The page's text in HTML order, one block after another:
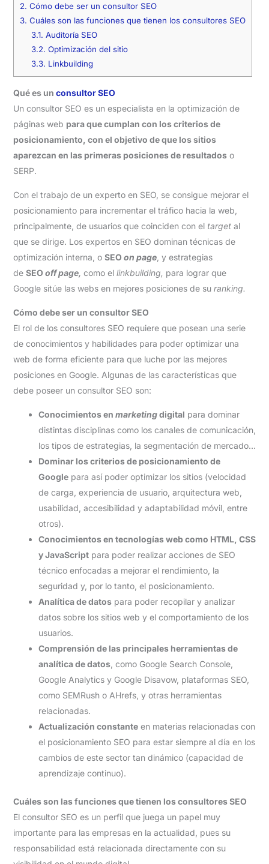
2. Cómo debe ser un consultor SEO
3. Cuáles son las funciones que tienen los consultores SEO
3.1. Auditoría SEO
3.2. Optimización del sitio
3.3. Linkbuilding
Qué es un consultor SEO
Un consultor SEO es un especialista en la optimización de
páginas web para que cumplan con los criterios de
posicionamiento, con el objetivo de que los sitios
aparezcan en las primeras posiciones de resultadoso
SERP.
Con el trabajo de un experto en SEO, se consigue mejorar el
posicionamiento para incrementar el tráfico hacia la web,
principalmente, de usuarios que coinciden con el targetal
que se dirige. Los expertos en SEO dominan técnicas de
optimización interna, o SEO on page, y estrategias
de SEO off page, como el linkbuilding, para lograr que
Google sitúe las webs en mejores posiciones de su ranking.
Cómo debe ser un consultor SEO
El rol de los consultores SEO requiere que posean una serie
de conocimientos y habilidades para poder optimizar una
web de forma eficiente para que luche por las mejores
posiciones en Google. Algunas de las características que
debe poseer un consultor SEO son:
Conocimientos en marketingdigital para dominar
distintas disciplinas como los canales de comunicación,
los tipos de estrategias, la segmentación de mercado…
Dominar los criterios de posicionamiento de
Googlepara así poder optimizar los sitios (velocidad
de carga, experiencia de usuario, arquitectura web,
usabilidad, accesibilidad y adaptabilidad móvil, entre
otros).
Conocimientos en tecnologías web como HTML, CSS
y JavaScriptpara poder realizar acciones de SEO
técnico enfocadas a mejorar el rendimiento, la
seguridad y, por lo tanto, el posicionamiento.
Analítica de datospara poder recopilar y analizar
datos sobre los sitios web y el comportamiento de los
usuarios.
Comprensión de las principales herramientas de
analítica de datos, como Google Search Console,
Google Analytics y Google Disavow, plataformas SEO,
como SEMRush o AHrefs, y otras herramientas
relacionadas.
Actualización constanteen materias relacionadas con
el posicionamiento SEO para estar siempre al día en los
cambios de este sector tan dinámico (capacidad de
aprendizaje continuo).
Cuáles son las funciones que tienen los consultores SEO
El consultor SEO es un perfil que juega un papel muy
importante para las empresas en la actualidad, pues su
responsabilidad está relacionada directamente con su